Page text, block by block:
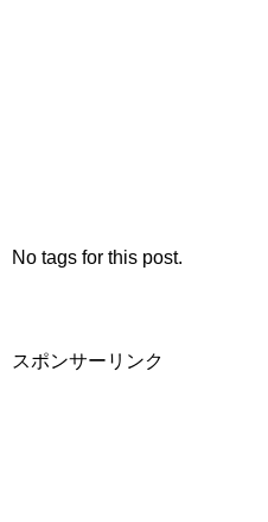
No tags for this post.
スポンサーリンク